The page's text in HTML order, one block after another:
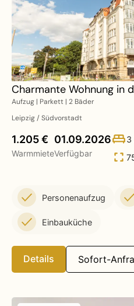
Charmante Wohnung in
Aufzug | Parkett | 2 Bäder
Leipzig / Südvorstadt
1.205 €
Warmmiete
01.09.2026
Verfügbar
3
Personenaufzug
Einbauküche
Details Sofort-